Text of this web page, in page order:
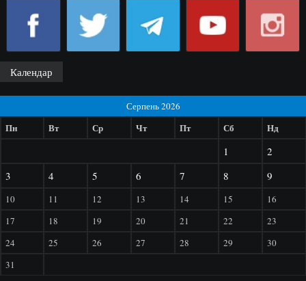
Календар
Серпень 2026
Пн Вт Ср Чт Пт Сб Нд
1
2
3
4 5 6 7 8 9
10 11 12 13 14 15
16
17
18 19 20 21 22
23
24
25 26 27 28 29
30
31